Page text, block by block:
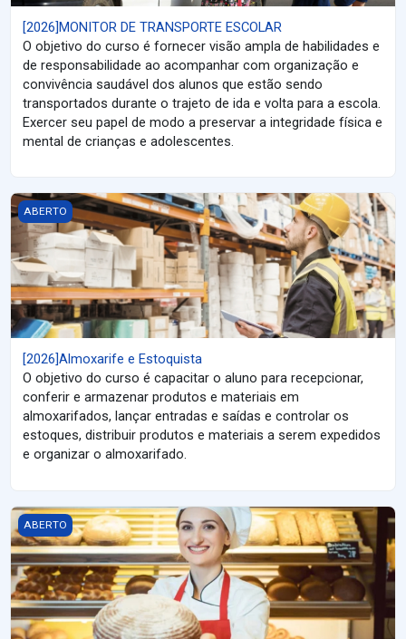
[2026]MONITOR DE TRANSPORTE ESCOLAR
O objetivo do curso é fornecer visão ampla de habilidades e
de responsabilidade ao acompanhar com organização e
convivência saudável dos alunos que estão sendo
transportados durante o trajeto de ida e volta para a escola.
Exercer seu papel de modo a preservar a integridade física e
mental de crianças e adolescentes.
[2026]Almoxarife e Estoquista
ABERTO
[2026]Almoxarife e Estoquista
O objetivo do curso é capacitar o aluno para recepcionar,
conferir e armazenar produtos e materiais em
almoxarifados, lançar entradas e saídas e controlar os
estoques, distribuir produtos e materiais a serem expedidos
e organizar o almoxarifado.
[2026]ATENDENTE DE PADARIA
ABERTO